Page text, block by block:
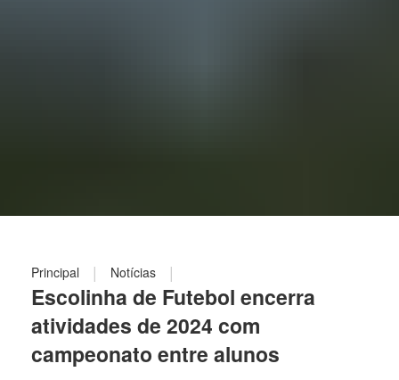
Principal | Notícias |
Escolinha de Futebol encerra
atividades de 2024 com
campeonato entre alunos